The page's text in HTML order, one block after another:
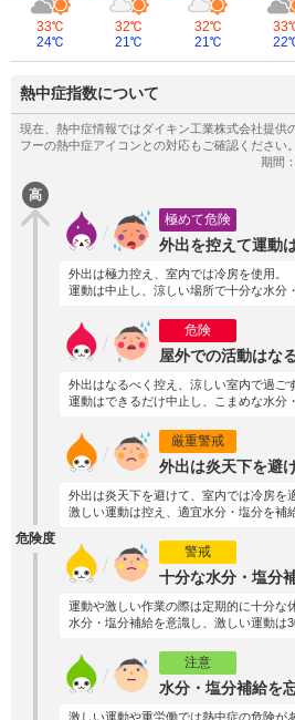
33℃
24℃
32℃
21℃
32℃
21℃
熱中症指数について
高
危険度
極めて危険
外出を控えて運動
外出は極力控え、室内では冷房を使用。
運動は中止し、涼しい場所で十分な水分
危険
屋外での活動はな
外出はなるべく控え、涼しい室内で過ごす
運動はできるだけ中止し、こまめな水分
厳重警戒
外出は炎天下を避
外出は炎天下を避けて、室内では冷房を
激しい運動は控え、適宜水分・塩分を補
警戒
十分な水分・塩分
運動や激しい作業の際は定期的に十分な
水分・塩分補給を意識し、激しい運動は
注意
水分・塩分補給を
激しい運動や重労働では熱中症の危険が